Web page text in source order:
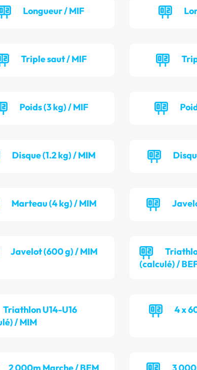
Longueur / MIF
Triple saut / MIF
Poids (3 kg) / MIF
Disque (1.2 kg) / MIM
Marteau (4 kg) / MIM
Javelot (600 g) / MIM
(calculé) /
Triathlon U14-U16
/ MIM
4 x